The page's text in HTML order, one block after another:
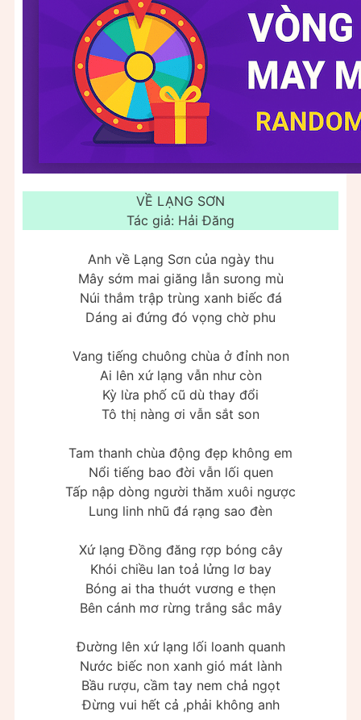
VỀ LẠNG SƠN
Tác giả: Hải Đăng
Anh về Lạng Sơn của ngày thu
Mây sớm mai giăng lẫn sưong mù
Núi thắm trập trùng xanh biếc đá
Dáng ai đứng đó vọng chờ phu
Vang tiếng chuông chùa ở đỉnh non
Ai lên xứ lạng vẫn như còn
Kỳ lừa phố cũ dù thay đổi
Tô thị nàng ơi vẫn sắt son
Tam thanh chùa động đẹp không em
Nổi tiếng bao đời vẫn lối quen
Tấp nập dòng người thăm xuôi ngược
Lung linh nhũ đá rạng sao đèn
Xứ lạng Đồng đăng rợp bóng cây
Khói chiều lan toả lửng lơ bay
Bóng ai tha thuớt vương e thẹn
Bên cánh mơ rừng trắng sắc mây
Đường lên xứ lạng lối loanh quanh
Nước biếc non xanh gió mát lành
Bầu rượu, cầm tay nem chả ngọt
Đừng vui hết cả ,phải không anh